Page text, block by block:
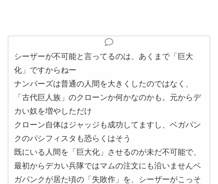
シーザーが不可能と言ってるのは、あくまで「巨大
化」ですからねー
ナンバーズは普通の人間を大きくしたのではなく、
「古代巨人族」のクローンか何かなのかも。元からデ
カい奴を増やしただけ
クローン自体はジャッジも成功してますし、ベガパン
クのパシフィスタも恐らくはそう
既にいる人間を「巨大化」させるのが未だ不可能で、
最初からデカい兵隊ではマムの注文にも沿いませんベ
ガパンクが居た頃の「失敗作」を、シーザーがこっそ